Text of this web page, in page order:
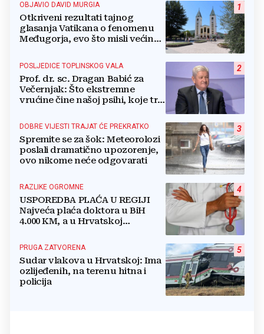
1
OBJAVIO DAVID MURGIA
Otkriveni rezultati tajnog
glasanja Vatikana o fenomenu
Međugorja, evo što misli većina
2
POSLJEDICE TOPLINSKOG VALA
Prof. dr. sc. Dragan Babić za
Večernjak: Što ekstremne
vrućine čine našoj psihi, koje tri
3
DOBRE VIJESTI TRAJAT ĆE PREKRATKO
Spremite se za šok: Meteorolozi
poslali dramatično upozorenje,
ovo nikome neće odgovarati
4
RAZLIKE OGROMNE
USPOREDBA PLAĆA U REGIJI
Najveća plaća doktora u BiH
4.000 KM, a u Hrvatskoj
5
PRUGA ZATVORENA
Sudar vlakova u Hrvatskoj: Ima
ozlijeđenih, na terenu hitna i
policija